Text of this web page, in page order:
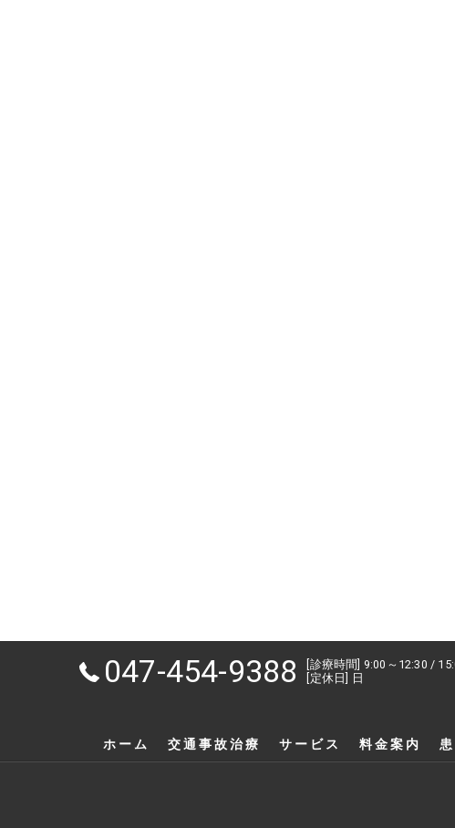
047-454-9388
[診療時間] 9:00～12:30 /
[定休日] 日
ホーム 交通事故治療 サービス 料金案内